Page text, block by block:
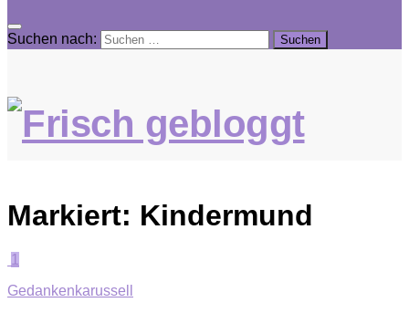
Suchen nach:
Markiert: Kindermund
1
Gedankenkarussell